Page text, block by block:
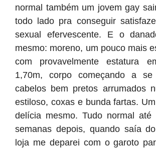
normal também um jovem gay
todo lado pra conseguir
sexual efervescente. E o
mesmo: moreno, um pouco mais
com provavelmente estatura
1,70m, corpo começando a se
cabelos bem pretos arrumados
estiloso, coxas e bunda fartas.
delícia mesmo. Tudo normal até
semanas depois, quando saía
loja me deparei com o garoto